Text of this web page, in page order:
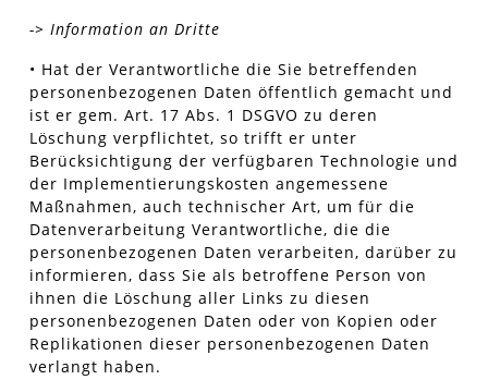
-> Information an Dritte
• Hat der Verantwortliche die Sie betreffenden
personenbezogenen Daten öffentlich gemacht und
ist er gem. Art. 17 Abs. 1 DSGVO zu deren
Löschung verpflichtet, so trifft er unter
Berücksichtigung der verfügbaren Technologie und
der Implementierungskosten angemessene
Maßnahmen, auch technischer Art, um für die
Datenverarbeitung Verantwortliche, die die
personenbezogenen Daten verarbeiten, darüber zu
informieren, dass Sie als betroffene Person von
ihnen die Löschung aller Links zu diesen
personenbezogenen Daten oder von Kopien oder
Replikationen dieser personenbezogenen Daten
verlangt haben.